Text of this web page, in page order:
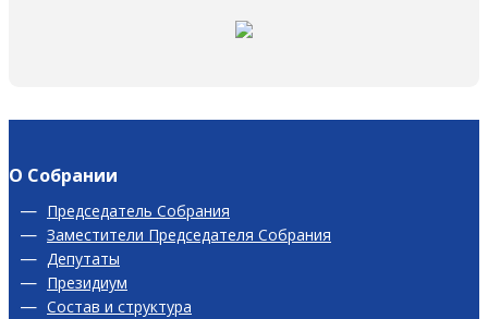
О Собрании
Председатель Собрания
Заместители Председателя Собрания
Депутаты
Президиум
Состав и структура